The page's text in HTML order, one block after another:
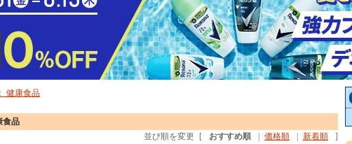
健康食品
食品
並び順を変更
[ おすすめ順 価格順 新着順
]